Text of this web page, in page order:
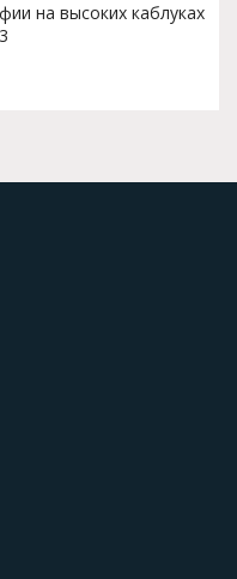
на высоких каблуках